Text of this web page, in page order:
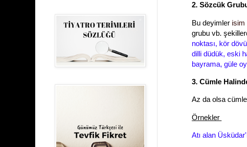
2. Sözcük
Bu deyimler isim
grubu vb.
noktası, kör
dilli düdük, eski
bayrama, güle
3. Cümle
Az da olsa
Örnekler
Atı alan